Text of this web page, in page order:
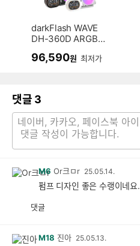
darkFlash WAVE
DH-360D ARGB
96,590원 최저가
댓글 3
M6 Or크ㅁr 25.05.14.
펌프 디자인 좋은 수랭이네요.
댓글
M18 진아 25.05.13.